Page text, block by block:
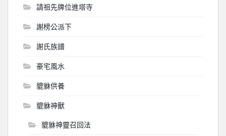
請祖先牌位進塔寺
謝榜公派下
謝氏族譜
豪宅風水
貔貅供養
貔貅神獸
貔貅神靈召回法